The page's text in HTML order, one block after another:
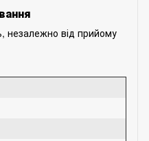
незалежно від прийому